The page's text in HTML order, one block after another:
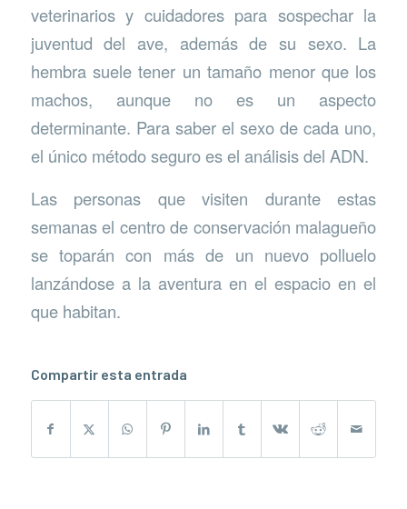
veterinarios y cuidadores para sospechar la
juventud del ave, además de su sexo. La
hembra suele tener un tamaño menor que los
machos, aunque no es un aspecto
determinante. Para saber el sexo de cada uno,
el único método seguro es el análisis del ADN.
Las personas que visiten durante estas
semanas el centro de conservación malagueño
se toparán con más de un nuevo polluelo
lanzándose a la aventura en el espacio en el
que habitan.
Compartir esta entrada